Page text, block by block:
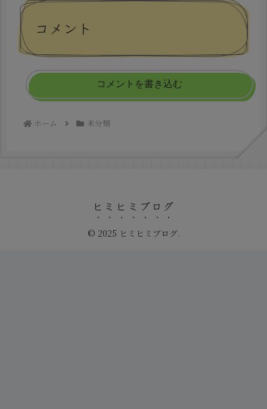
コメント
コメントを書き込む
ホーム 未分類
ヒミヒミブログ
© 2025 ヒミヒミブログ.